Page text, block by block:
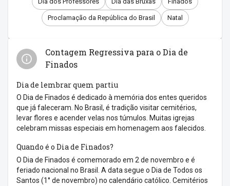
Proclamação da República do Brasil Natal
Contagem Regressiva para o Dia de
Finados
Dia de lembrar quem partiu
O Dia de Finados é dedicado à memória dos entes queridos
que já faleceram. No Brasil, é tradição visitar cemitérios,
levar flores e acender velas nos túmulos. Muitas igrejas
celebram missas especiais em homenagem aos falecidos.
Quando é o Dia de Finados?
O Dia de Finados é comemorado em 2 de novembro e é
feriado nacional no Brasil. A data segue o Dia de Todos os
Santos (1° de novembro) no calendário católico. Cemitérios